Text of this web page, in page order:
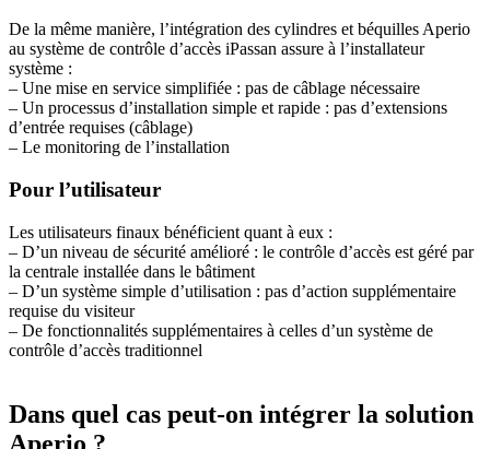
De la même manière, l’intégration des cylindres et béquilles Aperio
au système de contrôle d’accès iPassan assure à l’installateur
système :
– Une mise en service simplifiée : pas de câblage nécessaire
– Un processus d’installation simple et rapide : pas d’extensions
d’entrée requises (câblage)
– Le monitoring de l’installation
Pour l’utilisateur
Les utilisateurs finaux bénéficient quant à eux :
– D’un niveau de sécurité amélioré : le contrôle d’accès est géré par
la centrale installée dans le bâtiment
– D’un système simple d’utilisation : pas d’action supplémentaire
requise du visiteur
– De fonctionnalités supplémentaires à celles d’un système de
contrôle d’accès traditionnel
Dans quel cas peut-on intégrer la solution
Aperio ?